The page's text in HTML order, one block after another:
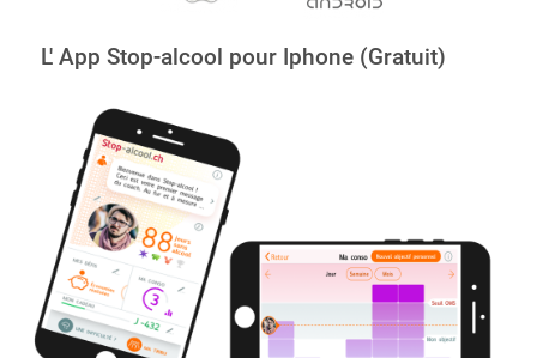
L' App Stop-alcool pour Iphone (Gratuit)